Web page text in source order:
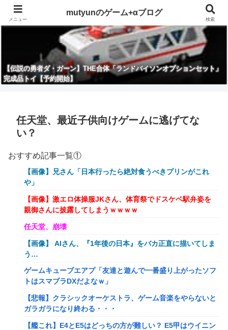
【伝説の勇者ダ・ガーン】THE合体「ランドバイソンオプションセット」
完成品トイ【予約開始】
任天堂、最近子供向けゲームに逃げてな
い？
おすすめ記事一覧①
【画像】兄さん「日本行ったら絶対食うべきプリンがこれ
や」
【画像】激エロ体操服JKさん、体育祭でドスケベ駅弁姿を
親御さんに披露してしまうｗｗｗｗ
任天堂、崩壊
【画像】 AIさん、『1年後の日本』をバカ正直に描いてしま
う…
ゲームキューブエアプ「友達と遊んで一番盛り上がったソフ
トはスマブラDXだよなｗ」
【悲報】クラシックオーケストラ、ゲーム音楽をやらないと
ガラガラになり終わる・・・
【艦これ】E4とE5はどっちの方が難しい？ E5甲はウイニン
メニュー
mutyunのゲーム+αブログ
検索